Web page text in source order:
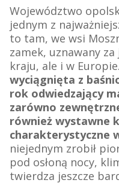
Województwo
jednym z
to tam, we wsi
zamek, uznawany
kraju, ale i w Europie.
wyciągnięta z
rok odwiedzający
zarówno
również wystawne
charakterystyczne
niejednym zrobił
pod osłoną nocy,
twierdza jeszcze